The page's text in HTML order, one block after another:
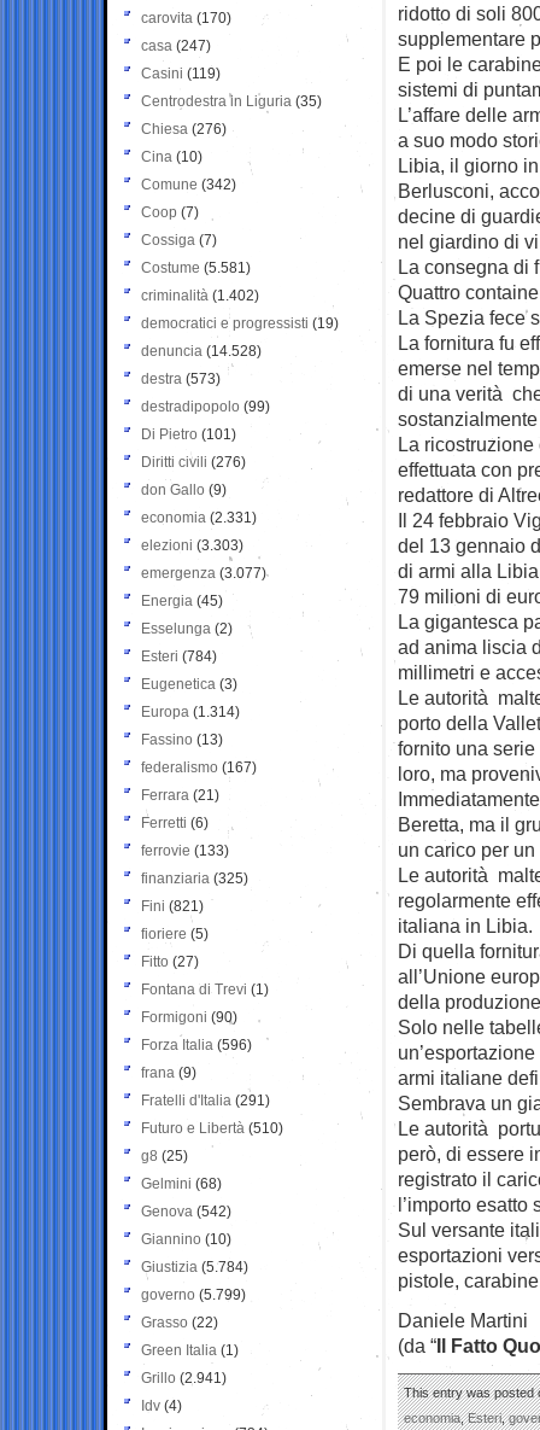
ridotto di soli
supplementare
E poi le
sistemi di
L’affare delle
a suo modo
Libia, il giorno
Berlusconi,
decine di
nel giardino di
La consegna di
Quattro
La Spezia fece
La fornitura fu
emerse nel
di una verità
La ricostruzione
effettuata con
redattore di
Il 24 febbraio
del 13 gennaio
di armi alla
79 milioni di
La gigantesca
ad anima liscia
millimetri e
Le autorità
porto della
fornito una
loro, ma
Beretta, ma il
un carico per
Le autorità
regolarmente
italiana in Libia.
Di quella
all’Unione
della
Solo nelle
armi italiane
Sembrava un
Le autorità
però, di essere
registrato il
l’importo esatto
Sul versante
esportazioni
pistole,
Daniele Martini
(da “Il Fatto
This entry was posted
economia,Esteri,
carovita (170)
casa (247)
Casini (119)
Centrodestra in Liguria (35)
Chiesa (276)
Cina (10)
Comune (342)
Coop (7)
Cossiga (7)
Costume (5.581)
criminalità (1.402)
democratici e progressisti (19)
denuncia (14.528)
destra (573)
destradipopolo (99)
Di Pietro (101)
Diritti civili (276)
don Gallo (9)
economia (2.331)
elezioni (3.303)
emergenza (3.077)
Energia (45)
Esselunga (2)
Esteri (784)
Eugenetica (3)
Europa (1.314)
Fassino (13)
federalismo (167)
Ferrara (21)
Ferretti (6)
ferrovie (133)
finanziaria (325)
Fini (821)
fioriere (5)
Fitto (27)
Fontana di Trevi (1)
Formigoni (90)
Forza Italia (596)
frana (9)
Fratelli d'Italia (291)
Futuro e Libertà (510)
g8 (25)
Gelmini (68)
Genova (542)
Giannino (10)
Giustizia (5.784)
governo (5.799)
Grasso (22)
Green Italia (1)
Grillo (2.941)
Idv (4)